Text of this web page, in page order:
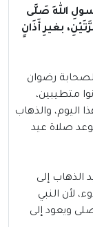
اللهِ صَلَّى
بغيرِ أَذَانٍ
رضوان
متطيبين،
اليوم، والذهاب
صلاة عيد
الذهاب إلى
لأن النبي
ويعود إلى